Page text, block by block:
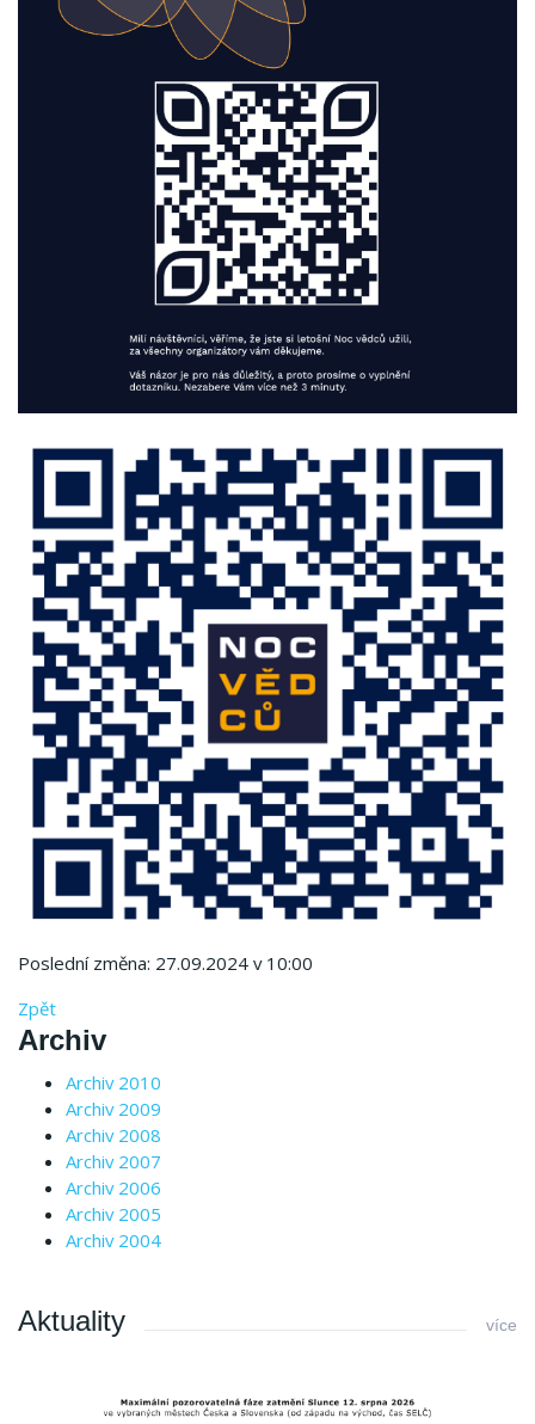
Poslední změna: 27.09.2024 v 10:00
Zpět
Archiv
Archiv 2010
Archiv 2009
Archiv 2008
Archiv 2007
Archiv 2006
Archiv 2005
Archiv 2004
Aktuality více